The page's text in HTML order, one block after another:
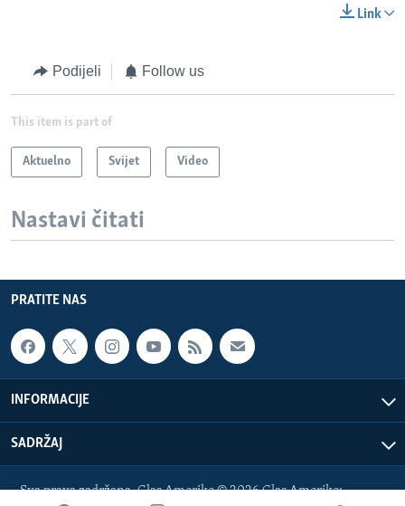
Link
Podijeli Follow us
This item is part of
Aktuelno Svijet Video
Nastavi čitati
PRATITE NAS
INFORMACIJE
SADRŽAJ
Sva prava zadržana. Glas Amerike © 2026 Glas Amerike: